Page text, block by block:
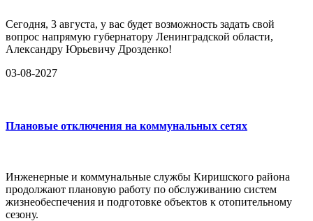
Сегодня, 3 августа, у вас будет возможность задать свой
вопрос напрямую губернатору Ленинградской области,
Александру Юрьевичу Дрозденко!
03-08-2027
Плановые отключения на коммунальных сетях
Инженерные и коммунальные службы Киришского района
продолжают плановую работу по обслуживанию систем
жизнеобеспечения и подготовке объектов к отопительному
сезону.